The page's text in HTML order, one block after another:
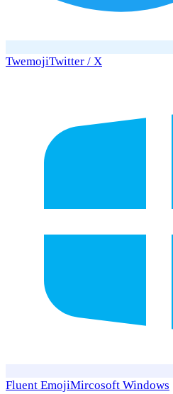
TwemojiTwitter / X
Fluent EmojiMircosoft Windows